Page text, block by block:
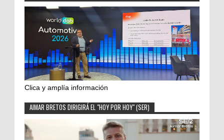
Clica y amplía información
AIMAR BRETOS DIRIGIRÁ EL "HOY POR HOY" (SER)